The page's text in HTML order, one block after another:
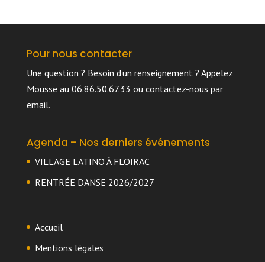
Pour nous contacter
Une question ? Besoin d'un renseignement ? Appelez
Mousse au 06.86.50.67.33 ou contactez-nous par
email.
Agenda – Nos derniers événements
VILLAGE LATINO À FLOIRAC
RENTRÉE DANSE 2026/2027
Accueil
Mentions légales